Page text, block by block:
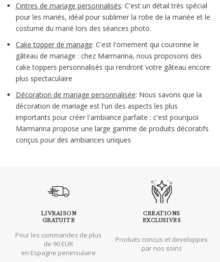
Cintres de mariage personnalisés: C'est un détail très spécial
pour les mariés, idéal pour sublimer la robe de la mariée et le
costume du marié lors des séances photo.
Cake topper de mariage: C'est l'ornement qui couronne le
gâteau de mariage : chez Marmarina, nous proposons des
cake toppers personnalisés qui rendront votre gâteau encore
plus spectaculaire
Décoration de mariage personnalisée: Nous savons que la
décoration de mariage est l'un des aspects les plus
importants pour créer l'ambiance parfaite : c'est pourquoi
Marmarina propose une large gamme de produits décoratifs
conçus pour des ambiances uniques
LIVRAISON
GRATUITE
Pour les commandes de plus
de 90 EUR
en Espagne peninsulaire
CREATIONS
EXCLUSIVES
Produits concus et developpes
par nos soins